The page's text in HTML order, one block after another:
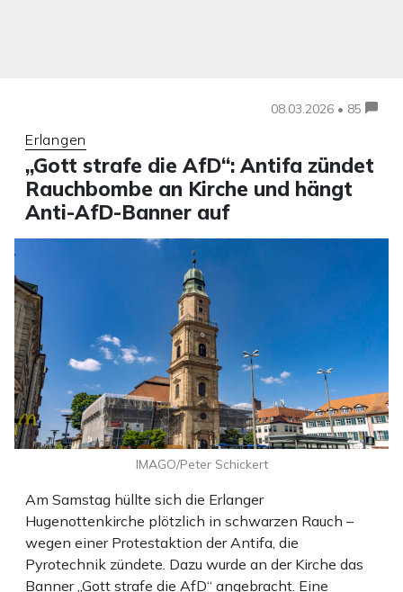
08.03.2026 • 85
Erlangen
„Gott strafe die AfD“: Antifa zündet
Rauchbombe an Kirche und hängt
Anti-AfD-Banner auf
Am Samstag hüllte sich die Erlanger
Hugenottenkirche plötzlich in schwarzen Rauch –
wegen einer Protestaktion der Antifa, die
Pyrotechnik zündete. Dazu wurde an der Kirche das
Banner „Gott strafe die AfD“ angebracht. Eine
IMAGO/Peter Schickert